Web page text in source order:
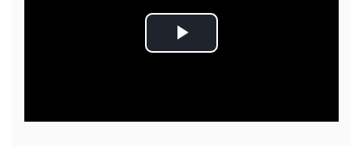
P
a